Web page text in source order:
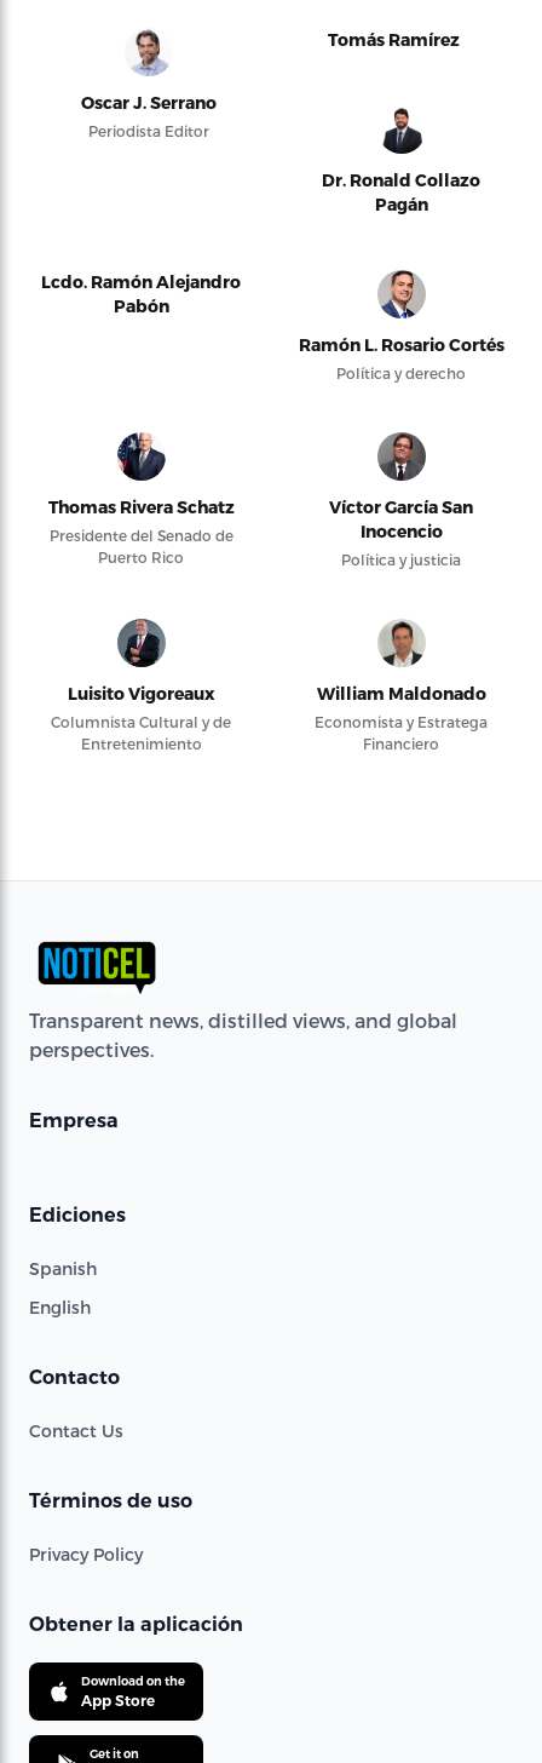
Oscar J. Serrano
Periodista Editor
Tomás Ramírez
Dr. Ronald Collazo
Pagán
Lcdo. Ramón Alejandro
Pabón
Ramón L. Rosario Cortés
Política y derecho
Thomas Rivera Schatz
Presidente del Senado de
Puerto Rico
Víctor García San
Inocencio
Política y justicia
Luisito Vigoreaux
Columnista Cultural y de
Entretenimiento
William Maldonado
Economista y Estratega
Financiero
Transparent news, distilled views, and global
perspectives.
Empresa
Ediciones
Spanish
English
Contacto
Contact Us
Términos de uso
Privacy Policy
Obtener la aplicación
Download on the
App Store
Get it on